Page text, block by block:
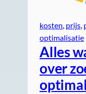
kosten, prijs,
optimalisatie
Alles
over